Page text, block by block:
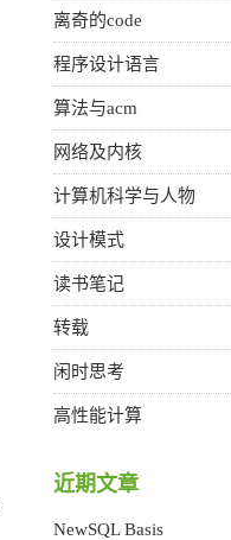
离奇的code
程序设计语言
算法与acm
网络及内核
计算机科学与人物
设计模式
读书笔记
转载
闲时思考
高性能计算
近期文章
NewSQL Basis